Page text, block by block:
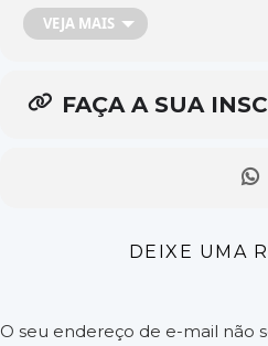
📍 Largada: Em frente à Praça do
Aquecimento: 5h30
▪️ Corrida 13 km – Masculino e
VEJA MAIS
FAÇA A SUA
DEIXE UMA
O seu endereço de e-mail não